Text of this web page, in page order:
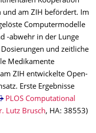
am ZIH befördert. Im
Computermodelle
-abwehr in der Lunge
und zeitliche
Medikamente
ZIH entwickelte Open-
Erste Ergebnisse
PLOS Computational
Lutz Brusch, HA: 38553)